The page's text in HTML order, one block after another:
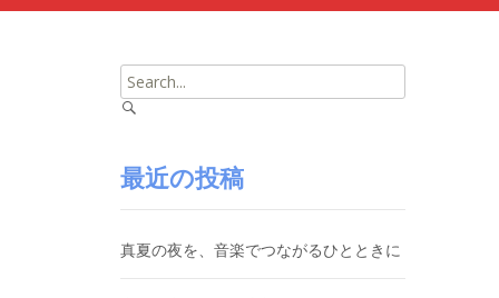
Search
for:
最近の投稿
真夏の夜を、音楽でつながるひとときに